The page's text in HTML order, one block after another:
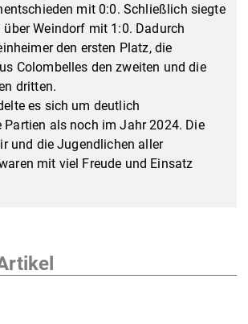
mit 0:0. Schließlich siegte
Weindorf mit 1:0. Dadurch
den ersten Platz, die
Colombelles den zweiten und die
dritten.
es sich um deutlich
Partien als noch im Jahr 2024. Die
und die Jugendlichen aller
mit viel Freude und Einsatz